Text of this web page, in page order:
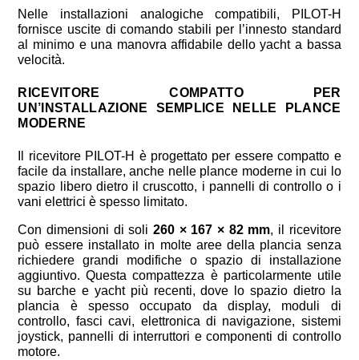
Nelle installazioni analogiche compatibili, PILOT-H
fornisce uscite di comando stabili per l’innesto standard
al minimo e una manovra affidabile dello yacht a bassa
velocità.
RICEVITORE COMPATTO PER
UN’INSTALLAZIONE SEMPLICE NELLE PLANCE
MODERNE
Il ricevitore PILOT-H è progettato per essere compatto e
facile da installare, anche nelle plance moderne in cui lo
spazio libero dietro il cruscotto, i pannelli di controllo o i
vani elettrici è spesso limitato.
Con dimensioni di soli260 × 167 × 82 mm, il ricevitore
può essere installato in molte aree della plancia senza
richiedere grandi modifiche o spazio di installazione
aggiuntivo. Questa compattezza è particolarmente utile
su barche e yacht più recenti, dove lo spazio dietro la
plancia è spesso occupato da display, moduli di
controllo, fasci cavi, elettronica di navigazione, sistemi
joystick, pannelli di interruttori e componenti di controllo
motore.